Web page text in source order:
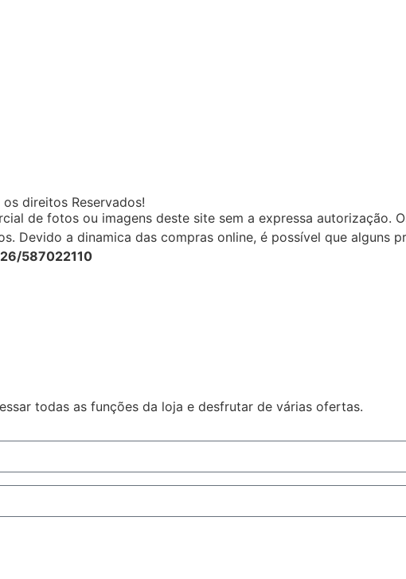
os direitos Reservados!
de fotos ou imagens deste site sem a expressa autorização.
Devido a dinamica das compras online, é possível que alguns
587022110
todas as funções da loja e desfrutar de várias ofertas.